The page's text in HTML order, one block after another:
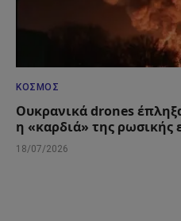
ΚΌΣΜΟΣ
Ουκρανικά drones
η «καρδιά» της ρωσικής
18/07/2026